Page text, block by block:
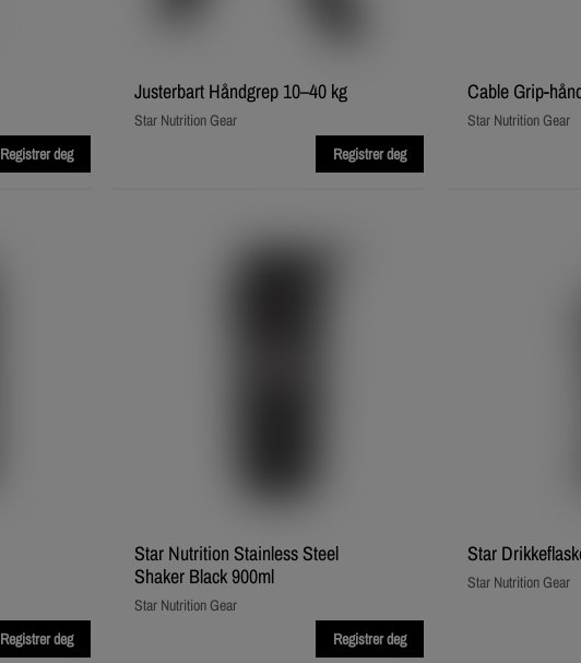
Registrer deg
Justerbart Håndgrep 10–40 kg
Star Nutrition Gear
Registrer deg
Cable
Star Nutrition Gear
Registrer deg
Star Nutrition Stainless Steel
Shaker Black 900ml
Star Nutrition Gear
Registrer deg
Star
Star Nutrition Gear